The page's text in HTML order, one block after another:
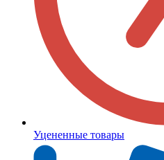
Уцененные товары